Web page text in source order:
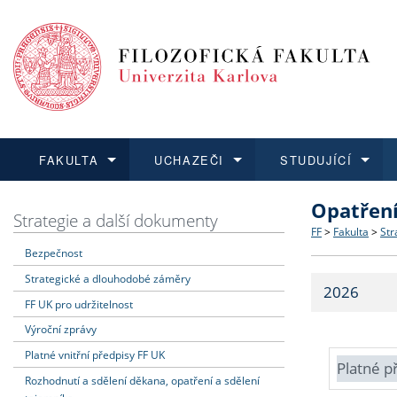
FAKULTA
Dozvědět se více
Struktura
Strategie
Fakultní
UCHAZEČI
Podat přihlášku
Co
Učitelské
STUDUJÍCÍ
Dozvědět se více
Dozvědět se více
O vědě a
Dozvědět se více
Aktuální
Strategie a další dokumenty
Bezpečnost
Strategické a dlouhodobé záměry
FF UK pro udržitelnost
Výroční zprávy
Platné vnitřní předpisy FF UK
Rozhodnutí a sdělení děkana, opatření a sdělení
FF > Fakulta >
2026
Platné